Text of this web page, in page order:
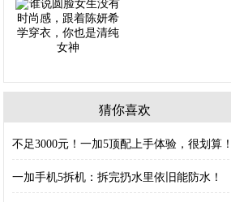
猜你喜欢
不足3000元！一加5顶配上手体验，很划算！
一加手机5拆机：拆完扔水里依旧能防水！